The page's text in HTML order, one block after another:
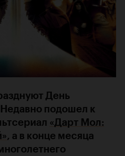
День
подошел к
«Дарт Мол:
, а в конце месяца